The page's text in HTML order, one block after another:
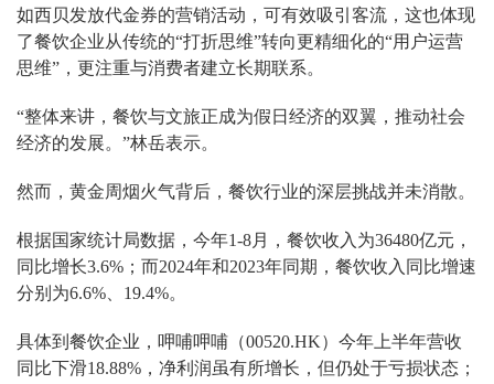
如西贝发放代金券的营销活动，可有效吸引客流，这也体现
了餐饮企业从传统的“打折思维”转向更精细化的“用户运营
思维”，更注重与消费者建立长期联系。
“整体来讲，餐饮与文旅正成为假日经济的双翼，推动社会
经济的发展。”林岳表示。
然而，黄金周烟火气背后，餐饮行业的深层挑战并未消散。
根据国家统计局数据，今年1-8月，餐饮收入为36480亿元，
同比增长3.6%；而2024年和2023年同期，餐饮收入同比增速
分别为6.6%、19.4%。
具体到餐饮企业，呷哺呷哺（00520.HK）今年上半年营收
同比下滑18.88%，净利润虽有所增长，但仍处于亏损状态；